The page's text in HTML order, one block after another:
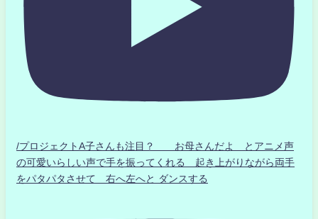
/プロジェクトA子さんも注目？ お母さんだよ とアニメ声
の可愛いらしい声で手を振ってくれる 起き上がりながら両手
をパタパタさせて 右へ左へと ダンスする